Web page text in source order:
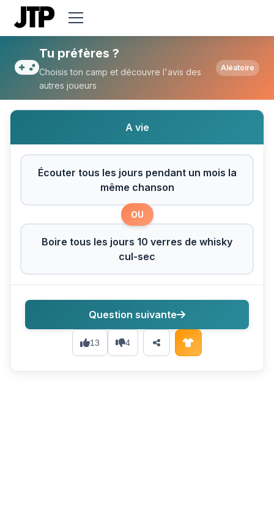
Tu préfères Écouter tous les jours
Tu préfères ?
Choisis ton camp et découvre l'avis des
autres joueurs
Aléatoire
A vie
Écouter tous les jours pendant un mois la
même chanson
OU
Boire tous les jours 10 verres de whisky
cul-sec
13 4
Question suivante